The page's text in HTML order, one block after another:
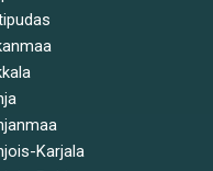
Karjala